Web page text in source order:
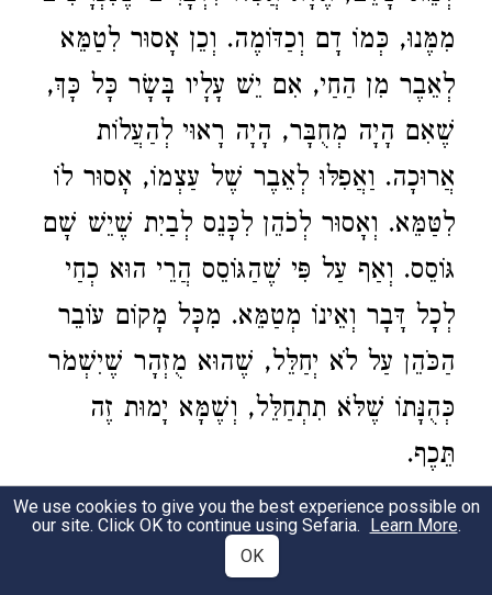
מִמֶּנוּ, כְּמוֹ דָם וְכַדּוֹמֶה. וְכֵן אָסוּר לִטַמֵּא
לְאֵבֶר מִן הַחַי, אִם יֵשׁ עָלָיו בָּשָׂר כָּל כָּךְ,
שֶׁאִם הָיָה מְחֻבָּר, הָיָה רָאוּי לְהַעֲלוֹת
אֲרוּכָה. וַאֲפִלּוּ לְאֵבֶר שֶׁל עַצְמוֹ, אָסוּר לוֹ
לִטַּמֵּא. וְאָסוּר לְכֹהֵן לִכָּנֵס לְבַיִת שֶׁיֵשׁ שָׁם
גּוֹסֵס. וְאַף עַל פִּי שֶׁהַגּוֹסֵס הֲרֵי הוּא כְחַי
לְכָל דָּבָר וְאֵינוֹ מְטַמֵּא. מִכָּל מָקוֹם עוֹבֵר
הַכֹּהֵן עַל לֹא יְחַלֵּל, שֶׁהוּא מֻזְהָר שֶׁיִשְׁמֹר
כְּהֻנָּתוֹ שֶׁלֹּא תִתְחַלֵּל, וְשֶׁמָּא יָמוּת זֶה
תֵּכֶף.
TheKoheinis commanded not to defile
himself through any form of contact with
the deceased. Even an abortive fetus, whose
We use cookies to give you the best experience possible on
our site. Click OK to continue using Sefaria. Learn More.
OK